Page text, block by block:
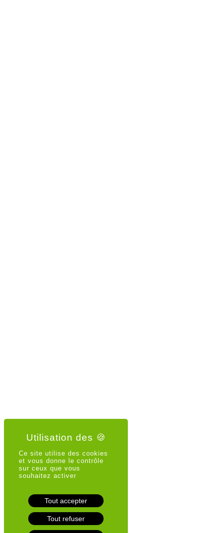
Ce site utilise des cookies
et vous donne le contrôle
sur ceux que vous
souhaitez activer
Tout accepter
Tout refuser